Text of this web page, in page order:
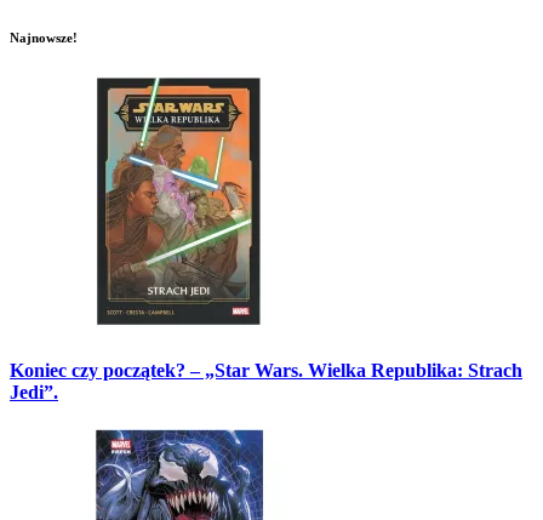
Najnowsze!
Koniec czy początek? – „Star Wars. Wielka Republika: Strach
Jedi”.